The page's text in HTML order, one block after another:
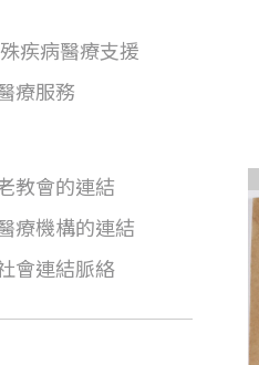
疾病醫療支援
療服務
教會的連結
療機構的連結
會連結脈絡